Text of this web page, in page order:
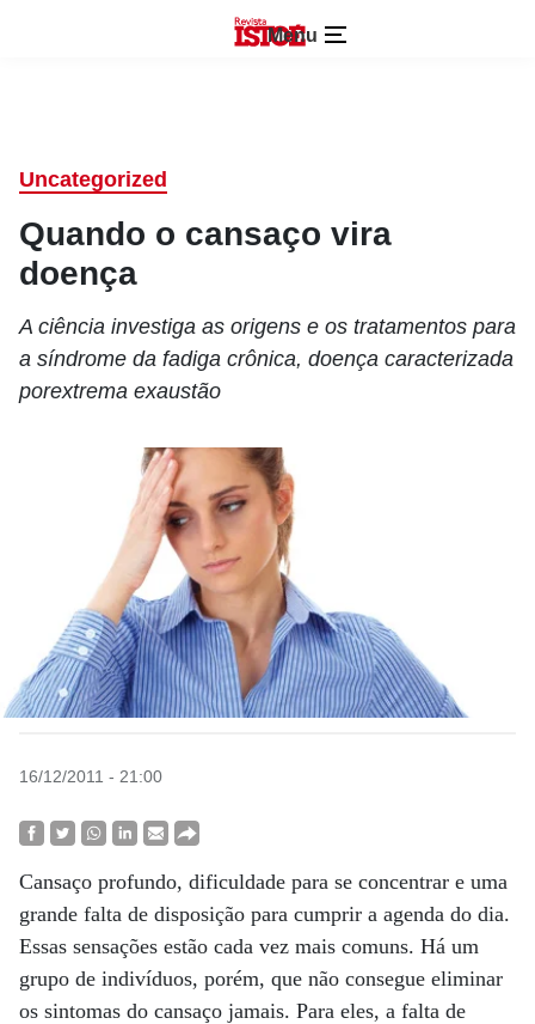
Menu
Uncategorized
Quando o cansaço vira
doença
A ciência investiga as origens e os tratamentos para
a síndrome da fadiga crônica, doença caracterizada
porextrema exaustão
16/12/2011 - 21:00
Cansaço profundo, dificuldade para se concentrar e uma
grande falta de disposição para cumprir a agenda do dia.
Essas sensações estão cada vez mais comuns. Há um
grupo de indivíduos, porém, que não consegue eliminar
os sintomas do cansaço jamais. Para eles, a falta de